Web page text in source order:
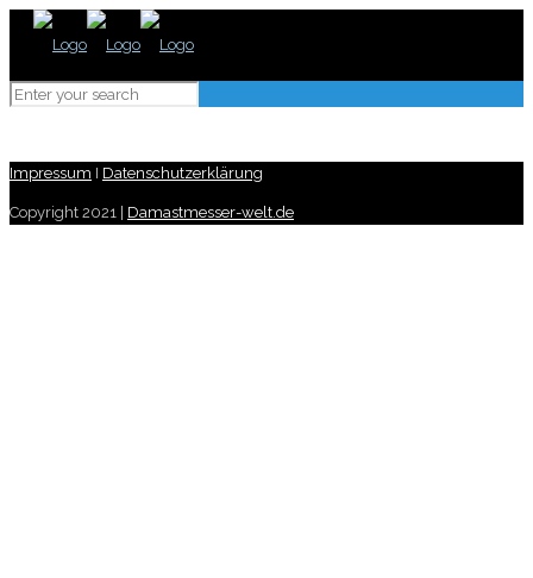
Impressum I Datenschutzerklärung
Copyright 2021 | Damastmesser-welt.de